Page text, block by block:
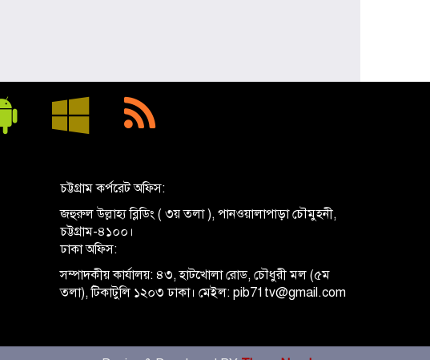
ঢাকা মেডিকেলকে গবেষণা, উদ্ভাবন ও
মানবিক নেতৃত্বের আন্তর্জাতিক প্রতিষ্ঠানে
রূপান্তরের আহ্বান ডা. জুবাইদা রহমানের
অধ্যায়: স্পিকার হাফিজ উদ্দিন আহমদ বীর
বিক্রম
বায়েজিদ বোস্তামী থানার অভিযানে নিষিদ্ধ
চট্টগ্রাম কর্পরেট অফিস:
জহুরুল উল্লাহ্য ব্লিডিং ( ৩য় তলা ), পানওয়ালাপাড়া চৌমুহনী,
চট্টগ্রাম-৪১০০।
ঢাকা অফিস:
সম্পাদকীয় কার্যালয়: ৪৩, হাটখোলা রোড, চৌধুরী মল (৫ম
তলা), টিকাটুলি ১২০৩ ঢাকা। মেইল: pib71tv@gmail.com